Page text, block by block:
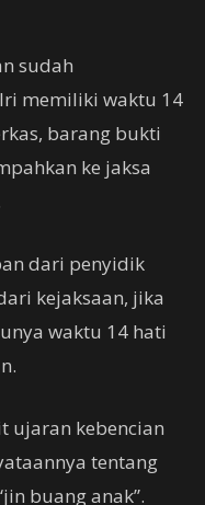
sudah
memiliki waktu 14
barang bukti
ke jaksa
dari penyidik
kejaksaan, jika
waktu 14 hati
ujaran kebencian
tentang
buang anak”.